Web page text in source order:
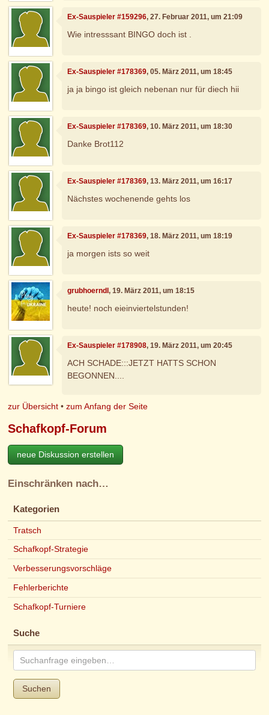
Ex-Sauspieler #159296, 27. Februar 2011, um 21:09
Wie intresssant BINGO doch ist .
Ex-Sauspieler #178369, 05. März 2011, um 18:45
ja ja bingo ist gleich nebenan nur für diech hii
Ex-Sauspieler #178369, 10. März 2011, um 18:30
Danke Brot112
Ex-Sauspieler #178369, 13. März 2011, um 16:17
Nächstes wochenende gehts los
Ex-Sauspieler #178369, 18. März 2011, um 18:19
ja morgen ists so weit
grubhoerndl, 19. März 2011, um 18:15
heute! noch eieinviertelstunden!
Ex-Sauspieler #178908, 19. März 2011, um 20:45
ACH SCHADE:::JETZT HATTS SCHON
BEGONNEN....
zur Übersicht •zum Anfang der Seite
Schafkopf-Forum
neue Diskussion erstellen
Einschränken nach…
Kategorien
Tratsch
Schafkopf-Strategie
Verbesserungsvorschläge
Fehlerberichte
Schafkopf-Turniere
Suche
Suchen